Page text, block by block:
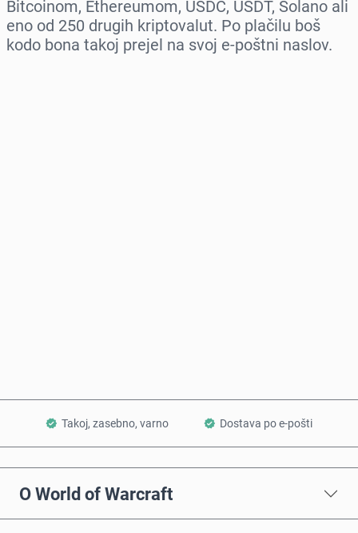
Bitcoinom, Ethereumom, USDC, USDT, Solano ali
eno od 250 drugih kriptovalut. Po plačilu boš
kodo bona takoj prejel na svoj e-poštni naslov.
Takoj, zasebno, varno Dostava po e-pošti
O World of Warcraft